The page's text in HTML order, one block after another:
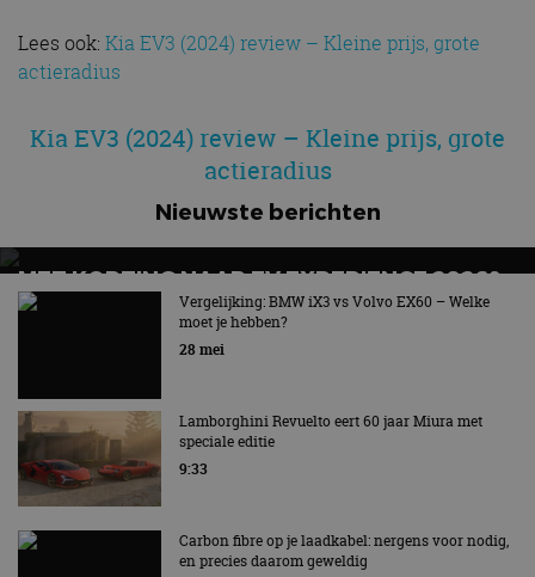
Lees ook: Kia EV3 (2024) review – Kleine prijs, grote
actieradius
Kia EV3 (2024) review – Kleine prijs, grote
actieradius
Nieuwste berichten
MET KORTING NAAR EV EXPERIENCE 2026?
AUTORAI REGELT HET!
EV Experience 2026 van 24 tot 26 september
Vergelijking: BMW iX3 vs Volvo EX60 – Welke
moet je hebben?
28 mei
Lamborghini Revuelto eert 60 jaar Miura met
speciale editie
9:33
Carbon fibre op je laadkabel: nergens voor nodig,
en precies daarom geweldig